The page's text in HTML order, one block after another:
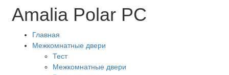
Amalia Polar PC
Главная
Межкомнатные двери
Тест
Межкомнатные двери